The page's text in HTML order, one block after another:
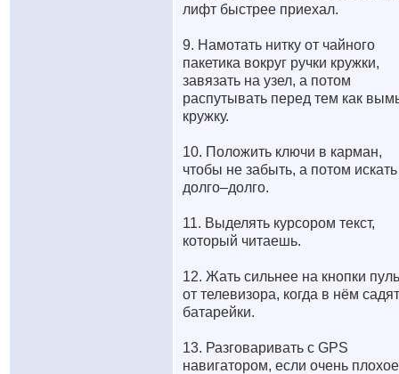
лифт быстрее приехал.
9. Намотать нитку от чайного
пакетика вокруг ручки кружки,
завязать на узел, а потом
распутывать перед тем как
кружку.
10. Положить ключи в карман,
чтобы не забыть, а потом искать
долго–долго.
11. Выделять курсором текст,
который читаешь.
12. Жать сильнее на кнопки
от телевизора, когда в нём
батарейки.
13. Разговаривать с GPS
навигатором, если очень плохое